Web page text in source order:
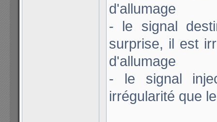
d'allumage
- le signal
surprise, il est
d'allumage
- le signal
irrégularité que